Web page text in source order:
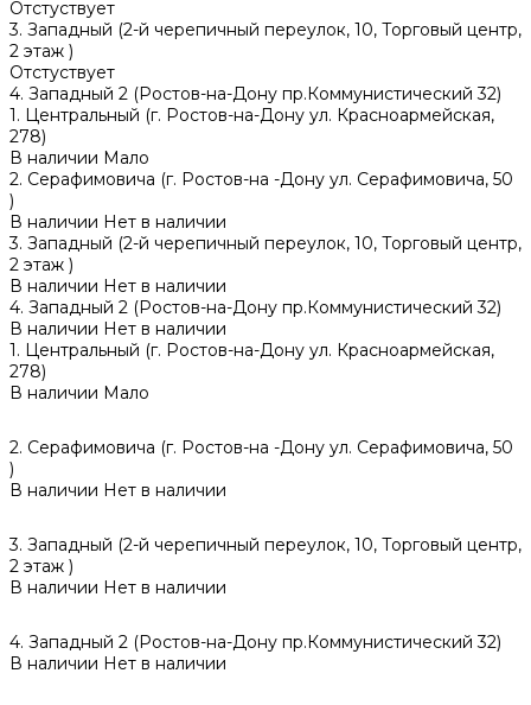
Отстуствует
3. Западный (2-й черепичный переулок, 10, Торговый центр,
2 этаж )
Отстуствует
4. Западный 2 (Ростов-на-Дону пр.Коммунистический 32)
1. Центральный (г. Ростов-на-Дону ул. Красноармейская,
278)
В наличии Мало
2. Серафимовича (г. Ростов-на -Дону ул. Серафимовича, 50
)
В наличии Нет в наличии
3. Западный (2-й черепичный переулок, 10, Торговый центр,
2 этаж )
В наличии Нет в наличии
4. Западный 2 (Ростов-на-Дону пр.Коммунистический 32)
В наличии Нет в наличии
1. Центральный (г. Ростов-на-Дону ул. Красноармейская,
278)
В наличии Мало
2. Серафимовича (г. Ростов-на -Дону ул. Серафимовича, 50
)
В наличии Нет в наличии
3. Западный (2-й черепичный переулок, 10, Торговый центр,
2 этаж )
В наличии Нет в наличии
4. Западный 2 (Ростов-на-Дону пр.Коммунистический 32)
В наличии Нет в наличии